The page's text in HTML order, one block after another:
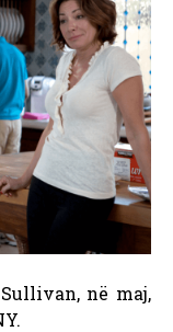
në maj,